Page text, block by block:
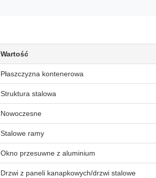
Wartość
Płaszczyzna kontenerowa
Struktura stalowa
Nowoczesne
Stalowe ramy
Okno przesuwne z aluminium
Drzwi z paneli kanapkowych/drzwi stalowe